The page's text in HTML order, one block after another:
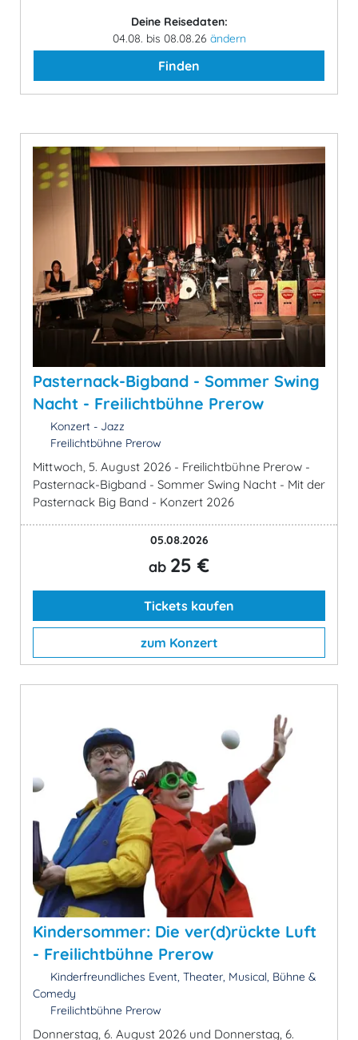
Deine Reisedaten:
04.08. bis 08.08.26 ändern
Finden
Pasternack-Bigband - Sommer Swing
Nacht - Freilichtbühne Prerow
Konzert - Jazz
Freilichtbühne Prerow
Mittwoch, 5. August 2026 - Freilichtbühne Prerow -
Pasternack-Bigband - Sommer Swing Nacht - Mit der
Pasternack Big Band - Konzert 2026
05.08.2026
ab 25 €
Tickets kaufen
zum Konzert
Kindersommer: Die ver(d)rückte Luft
- Freilichtbühne Prerow
Kinderfreundliches Event, Theater, Musical, Bühne &
Comedy
Freilichtbühne Prerow
Donnerstag, 6. August 2026 und Donnerstag, 6.